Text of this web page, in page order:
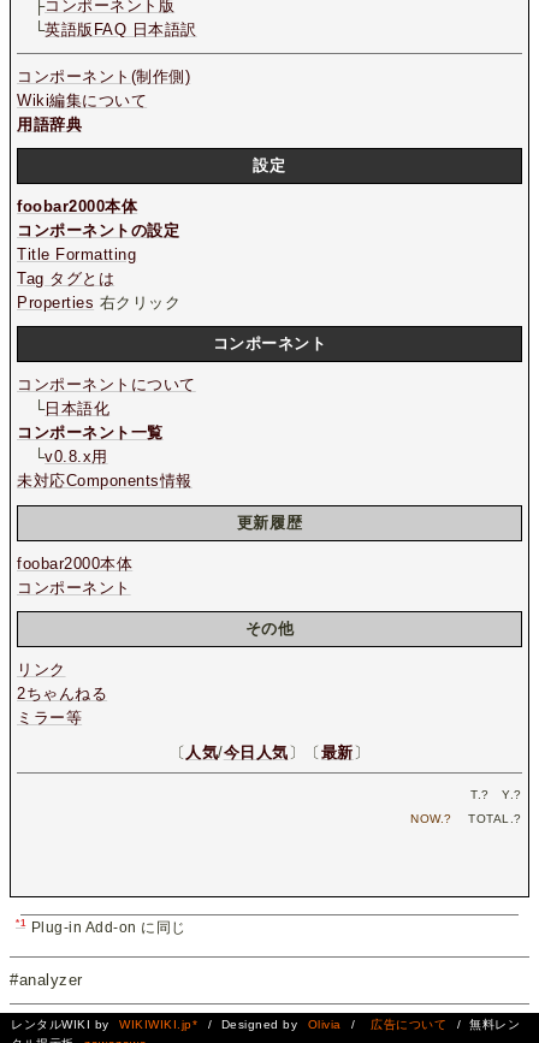
├コンポーネント版
└英語版FAQ 日本語訳
コンポーネント(制作側)
Wiki編集について
用語辞典
設定
foobar2000本体
コンポーネントの設定
Title Formatting
Tag タグとは
Properties 右クリック
コンポーネント
コンポーネントについて
└日本語化
コンポーネント一覧
└v0.8.x用
未対応Components情報
更新履歴
foobar2000本体
コンポーネント
その他
リンク
2ちゃんねる
ミラー等
〔 人気/今日人気 〕〔 最新 〕
T.? Y.?
NOW.? TOTAL.?
*1 Plug-in Add-on に同じ
#analyzer
レンタルWIKI by WIKIWIKI.jp* / Designed by Olivia / 広告について
/ 無料レン